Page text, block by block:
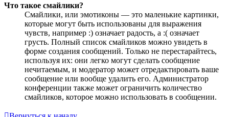
Что такое смайлики?
Смайлики, или эмотиконы — это маленькие картинки,
которые могут быть использованы для выражения
чувств, например :) означает радость, а :( означает
грусть. Полный список смайликов можно увидеть в
форме создания сообщений. Только не перестарайтесь,
используя их: они легко могут сделать сообщение
нечитаемым, и модератор может отредактировать ваше
сообщение или вообще удалить его. Администратор
конференции также может ограничить количество
смайликов, которое можно использовать в сообщении.